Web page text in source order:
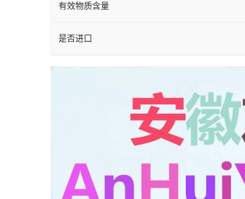
有效物质含量
是否进口